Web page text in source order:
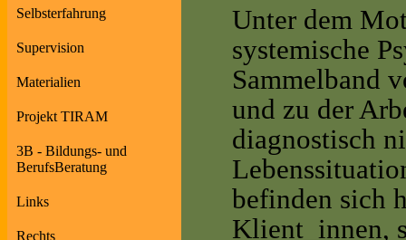
Selbsterfahrung
Supervision
Materialien
Projekt TIRAM
3B - Bildungs- und
BerufsBeratung
Links
Rechts
Unter dem
systemische
Sammelband
und zu der
diagnostisch
befinden sich
Klient_innen,